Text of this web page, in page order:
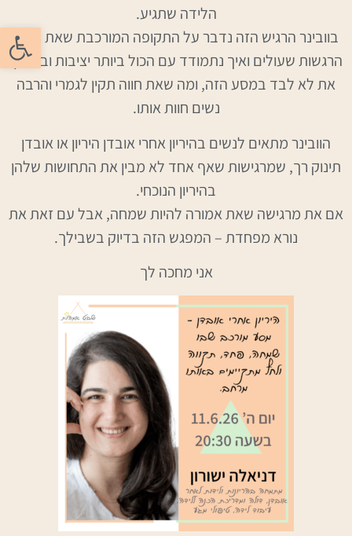
פתח
הלידה שתגיע.
בוובינר הרגיש הזה נדבר על התקופה המורכבת שאת חווה,
הרגשות שעולים ואיך נתמודד עם הכול ביותר יציבות וביטחון.
את לא לבד במסע הזה, ומה שאת חווה תקין לגמרי והרבה
נשים חוות אותו.
הוובינר מתאים לנשים בהיריון אחרי אובדן היריון או אובדן
תינוק רך, שמרגישות שאף אחד לא מבין את התחושות שלהן
בהיריון הנוכחי.
אם את מרגישה שאת אמורה להיות שמחה, אבל עם זאת את
נורא מפחדת – המפגש הזה בדיוק בשבילך.
אני מחכה לך